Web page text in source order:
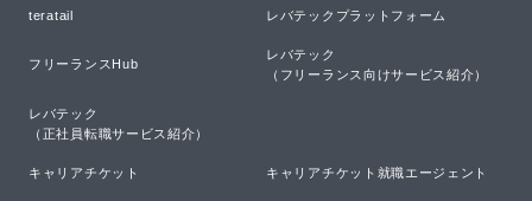
teratail レバテックプラットフォーム
フリーランスHub
レバテック
（フリーランス向けサービス紹介）
レバテック
（正社員転職サービス紹介）
キャリアチケット キャリアチケット就職エージェント